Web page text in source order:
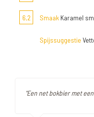
6,2 Smaak Karamel
Spijssuggestie
"Een net bokbier met